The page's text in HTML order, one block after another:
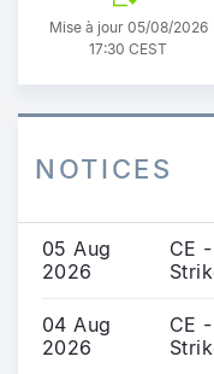
Mise à jour 05/08/2026
17:30 CEST
NOTICES
05 Aug
2026
CE
04 Aug
2026
CE